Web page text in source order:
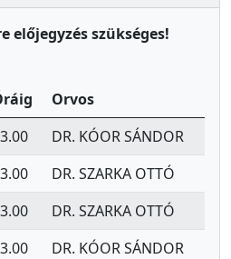
előjegyzés szükséges!
Orvos
DR. KÓOR SÁNDOR
DR. SZARKA OTTÓ
DR. SZARKA OTTÓ
DR. KÓOR SÁNDOR